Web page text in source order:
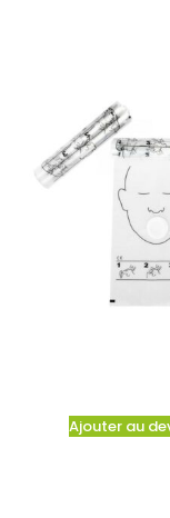
Ajouter au